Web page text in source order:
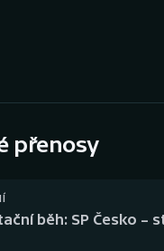
přenosy
běh: SP Česko –